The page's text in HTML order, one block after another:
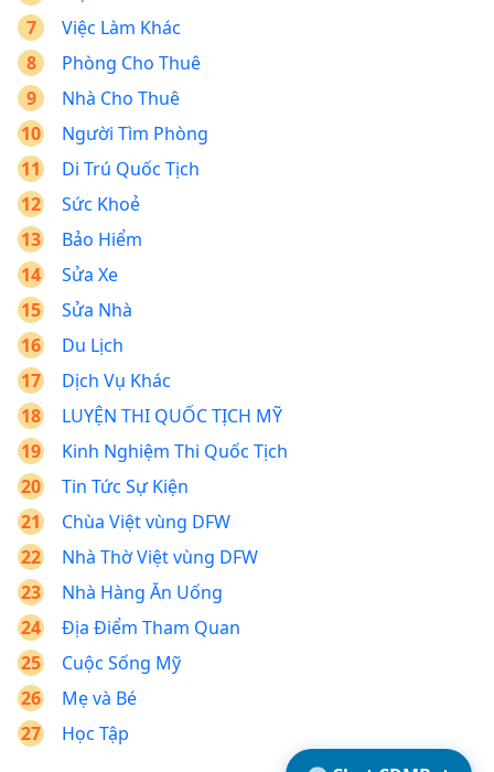
Việc Làm Khác
Phòng Cho Thuê
Nhà Cho Thuê
Người Tìm Phòng
Di Trú Quốc Tịch
Sức Khoẻ
Bảo Hiểm
Sửa Xe
Sửa Nhà
Du Lịch
Dịch Vụ Khác
LUYỆN THI QUỐC TỊCH MỸ
Kinh Nghiệm Thi Quốc Tịch
Tin Tức Sự Kiện
Chùa Việt vùng DFW
Nhà Thờ Việt vùng DFW
Nhà Hàng Ăn Uống
Địa Điểm Tham Quan
Cuộc Sống Mỹ
Mẹ và Bé
Học Tập